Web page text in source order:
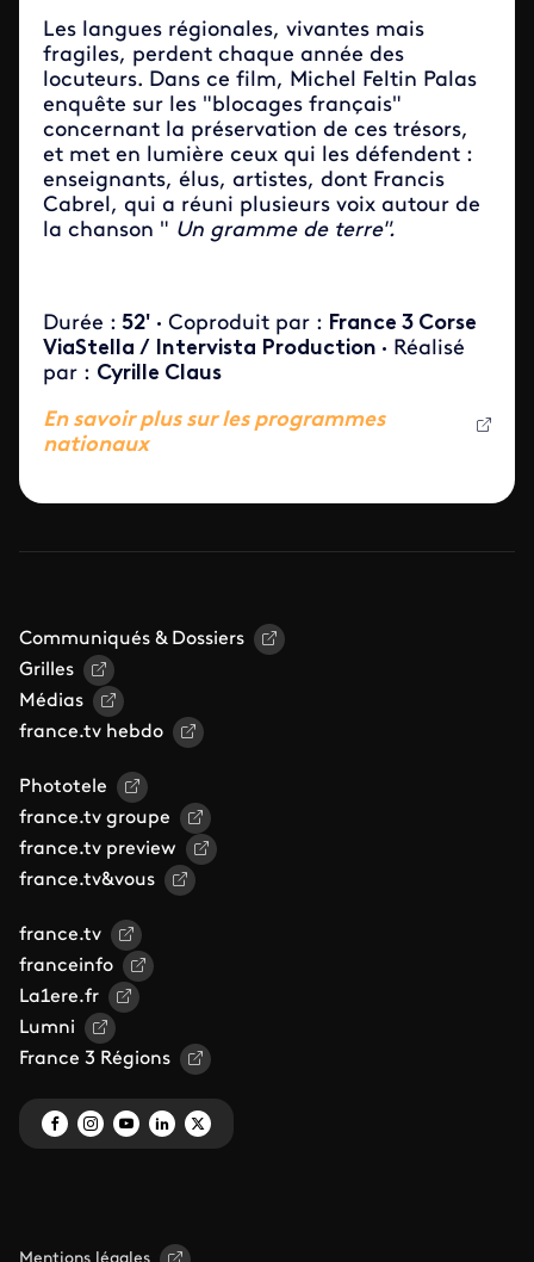
Les langues régionales, vivantes mais
fragiles, perdent chaque année des
locuteurs. Dans ce film, Michel Feltin Palas
enquête sur les "blocages français"
concernant la préservation de ces trésors,
et met en lumière ceux qui les défendent :
enseignants, élus, artistes, dont Francis
Cabrel, qui a réuni plusieurs voix autour de
la chanson " Un gramme de terre".
Durée : 52' · Coproduit par : France 3 Corse
ViaStella / Intervista Production · Réalisé
par : Cyrille Claus
En savoir plus sur les programmes
nationaux
Communiqués & Dossiers
Grilles
Médias
france.tv hebdo
Phototele
france.tv groupe
france.tv preview
france.tv&vous
france.tv
franceinfo
La1ere.fr
Lumni
France 3 Régions